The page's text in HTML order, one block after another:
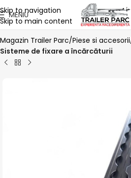
Skip to navigation
Skip to main content
MENIU
Magazin Trailer Parc Piese si accesorii
Sisteme de fixare a încărcăturii